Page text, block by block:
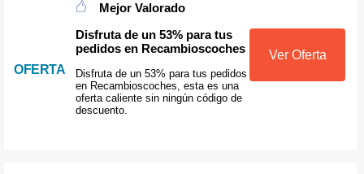
OFERTA
Mejor Valorado
Disfruta de un 53% para tus
pedidos en Recambioscoches
Disfruta de un 53% para tus pedidos
en Recambioscoches, esta es una
oferta caliente sin ningún código de
descuento.
Ver Oferta